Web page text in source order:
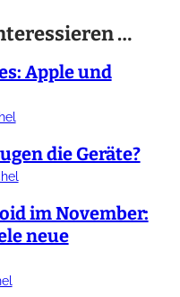
…
Apple und
die Geräte?
im November:
neue